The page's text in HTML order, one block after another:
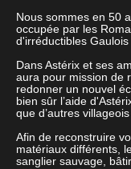
Nous sommes en 50
occupée par les
d'irréductibles
Dans Astérix et ses
aura pour mission de
redonner un nouvel
bien sûr l’aide
que d’autres
Afin de reconstruire
matériaux différents,
sanglier sauvage,